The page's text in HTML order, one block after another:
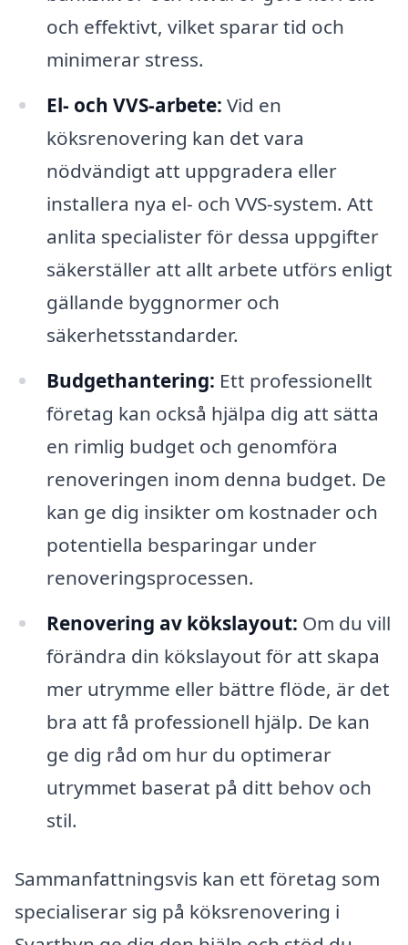
och effektivt, vilket sparar tid och
minimerar stress.
El- och VVS-arbete: Vid en
köksrenovering kan det vara
nödvändigt att uppgradera eller
installera nya el- och VVS-system. Att
anlita specialister för dessa uppgifter
säkerställer att allt arbete utförs enligt
gällande byggnormer och
säkerhetsstandarder.
Budgethantering: Ett professionellt
företag kan också hjälpa dig att sätta
en rimlig budget och genomföra
renoveringen inom denna budget. De
kan ge dig insikter om kostnader och
potentiella besparingar under
renoveringsprocessen.
Renovering av kökslayout: Om du vill
förändra din kökslayout för att skapa
mer utrymme eller bättre flöde, är det
bra att få professionell hjälp. De kan
ge dig råd om hur du optimerar
utrymmet baserat på ditt behov och
stil.
Sammanfattningsvis kan ett företag som
specialiserar sig på köksrenovering i